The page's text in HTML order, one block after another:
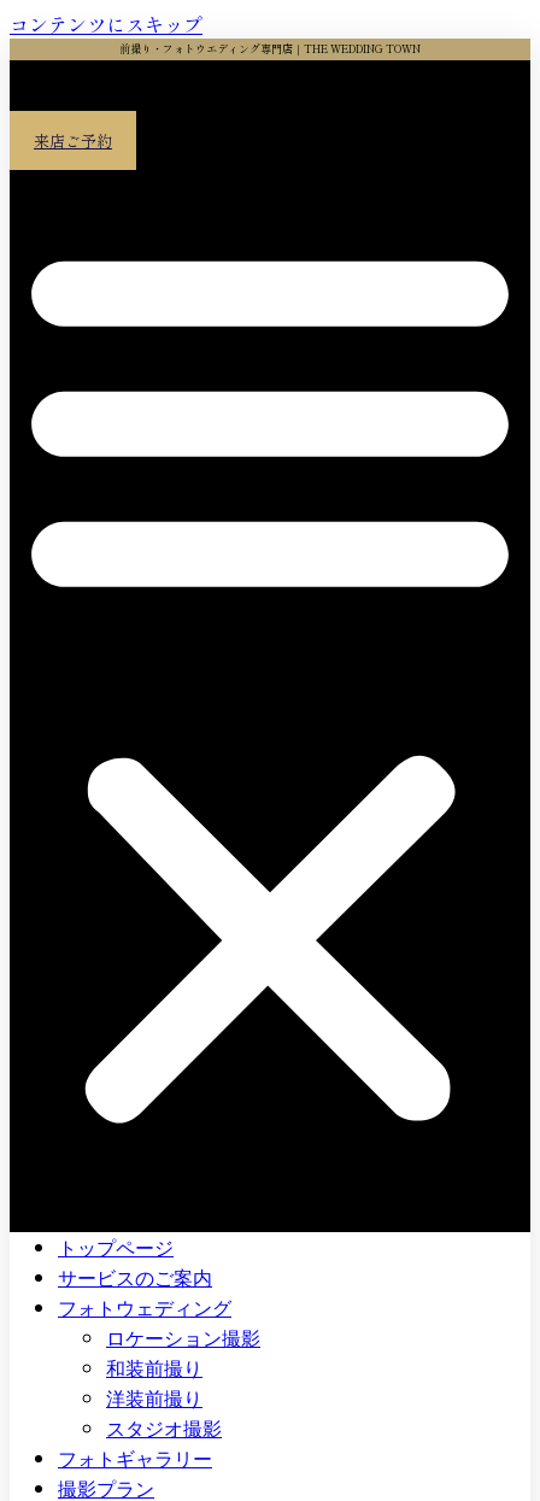
コンテンツにスキップ
前撮り・フォトウエディング専門店｜THE WEDDING TOWN
来店ご予約
トップページ
サービスのご案内
フォトウェディング
ロケーション撮影
和装前撮り
洋装前撮り
スタジオ撮影
フォトギャラリー
撮影プラン